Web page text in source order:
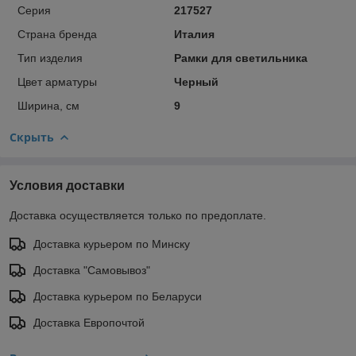
Серия
217527
Страна бренда
Италия
Тип изделия
Рамки для светильника
Цвет арматуры
Черный
Ширина, см
9
Скрыть
Условия доставки
Доставка осуществляется только по предоплате.
Доставка курьером по Минску
Доставка "Самовывоз"
Доставка курьером по Беларуси
Доставка Европочтой